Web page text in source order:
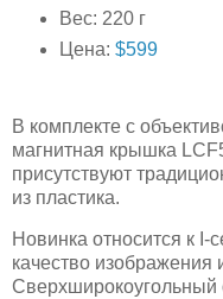
Вес: 220 г
Цена: $599
В комплекте с
магнитная крышка
присутствуют
из пластика.
Новинка относится к I-
качество
Сверхширокоугольный